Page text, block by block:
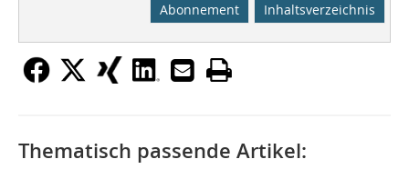
Abonnement Inhaltsverzeichnis
Thematisch passende Artikel: